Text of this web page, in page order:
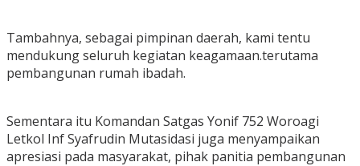
Tambahnya, sebagai pimpinan daerah, kami tentu
mendukung seluruh kegiatan keagamaan.terutama
pembangunan rumah ibadah.
Sementara itu Komandan Satgas Yonif 752 Woroagi
Letkol Inf Syafrudin Mutasidasi juga menyampaikan
apresiasi pada masyarakat, pihak panitia pembangunan